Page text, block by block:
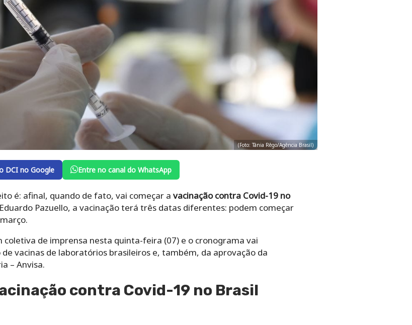
(Foto: Tânia Rêgo/Agência Brasil)
DCI no Google Entre no canal do WhatsApp
é: afinal, quando de fato, vai começar a vacinação contra Covid-19 no
Pazuello, a vacinação terá três datas diferentes: podem começar
de imprensa nesta quinta-feira (07) e o cronograma vai
vacinas de laboratórios brasileiros e, também, da aprovação da
– Anvisa.
contra Covid-19 no Brasil